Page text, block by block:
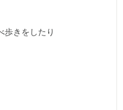
歩きをしたり